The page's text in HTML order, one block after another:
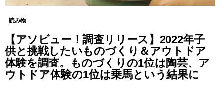
読み物
【アソビュー！調査リリース】2022年子
供と挑戦したいものづくり＆アウトドア
体験を調査。ものづくりの1位は陶芸、ア
ウトドア体験の1位は乗馬という結果に